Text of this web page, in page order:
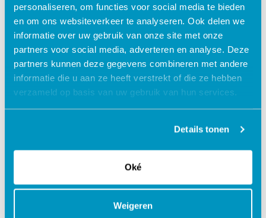
personaliseren, om functies voor social media te bieden
en om ons websiteverkeer te analyseren. Ook delen we
informatie over uw gebruik van onze site met onze
partners voor social media, adverteren en analyse. Deze
partners kunnen deze gegevens combineren met andere
informatie die u aan ze heeft verstrekt of die ze hebben
verzameld op basis van uw gebruik van hun services.
Details tonen
Oké
Weigeren
Mijn successen
Lees verder